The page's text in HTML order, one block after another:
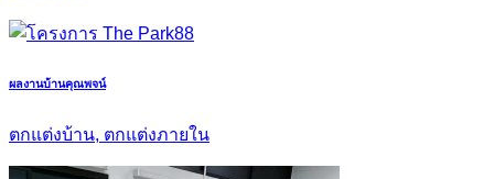
ผลงานบ้านคุณพจน์
ตกแต่งบ้าน, ตกแต่งภายใน